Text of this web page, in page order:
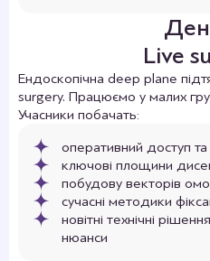
22 травня 2026 р. –
конференції NEW
Ендоскопічний
Microfacelift з
live)
Live
Ендоскопічна deep plane
surgery. Працюємо у малих
Учасники побачать:
оперативний доступ
ключові площини
побудову векторів
сучасні методики
новітні технічні
нюанси